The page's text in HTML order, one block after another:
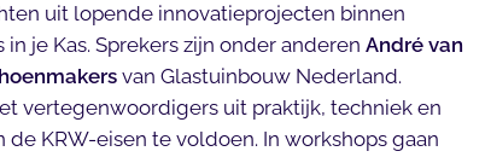
uit lopende innovatieprojecten binnen
in je Kas. Sprekers zijn onder anderen André van
van Glastuinbouw Nederland.
vertegenwoordigers uit praktijk, techniek en
KRW-eisen te voldoen. In workshops gaan